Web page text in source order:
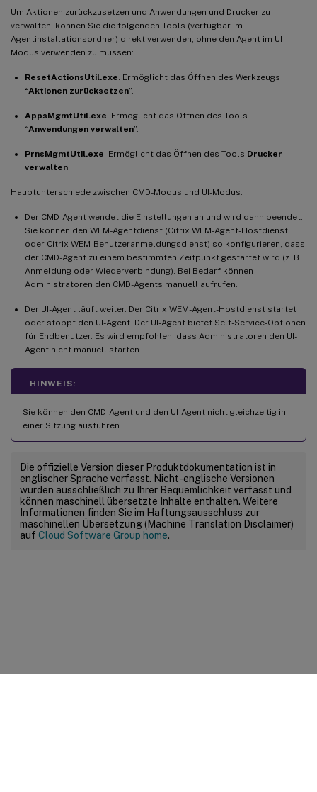
Um Aktionen zurückzusetzen und Anwendungen und Drucker zu
verwalten, können Sie die folgenden Tools (verfügbar im
Agentinstallationsordner) direkt verwenden, ohne den Agent im UI-
Modus verwenden zu müssen:
ResetActionsUtil.exe . Ermöglicht das Öffnen des Werkzeugs
“Aktionen zurücksetzen”.
AppsMgmtUtil.exe . Ermöglicht das Öffnen des Tools
“Anwendungen verwalten”.
PrnsMgmtUtil.exe . Ermöglicht das Öffnen des Tools Drucker
verwalten
Hauptunterschiede zwischen CMD-Modus und UI-Modus:
Der CMD-Agent wendet die Einstellungen an und wird dann beendet.
Sie können den WEM-Agentdienst (Citrix WEM-Agent-Hostdienst
oder Citrix WEM-Benutzeranmeldungsdienst) so konfigurieren, dass
der CMD-Agent zu einem bestimmten Zeitpunkt gestartet wird (z. B.
Anmeldung oder Wiederverbindung). Bei Bedarf können
Administratoren den CMD-Agents manuell aufrufen.
Der UI-Agent läuft weiter. Der Citrix WEM-Agent-Hostdienst startet
oder stoppt den UI-Agent. Der UI-Agent bietet Self-Service-Optionen
für Endbenutzer. Es wird empfohlen, dass Administratoren den UI-
Agent nicht manuell starten.
HINWEIS:
Sie können den CMD-Agent und den UI-Agent nicht gleichzeitig in
einer Sitzung ausführen.
Die offizielle Version dieser Produktdokumentation ist in
englischer Sprache verfasst. Nicht-englische Versionen
wurden ausschließlich zu Ihrer Bequemlichkeit verfasst und
können maschinell übersetzte Inhalte enthalten. Weitere
Informationen finden Sie im Haftungsausschluss zur
maschinellen Übersetzung (Machine Translation Disclaimer)
auf Cloud Software Group home.